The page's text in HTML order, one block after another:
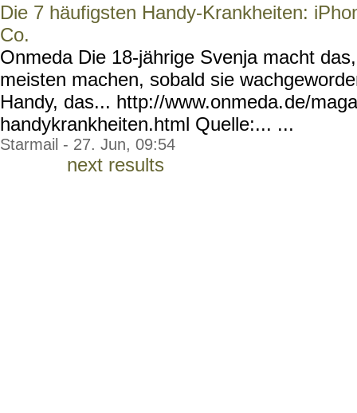
Die 7 häufigsten Handy-Krankheiten:
Co.
Onmeda Die 18-jährige Svenja macht
meisten machen, sobald sie
Handy, das... http://www.onmeda.de/
handykrankheiten.html Quelle:... ...
Starmail - 27. Jun, 09:54
next results